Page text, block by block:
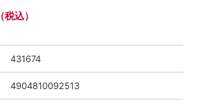
（税込）
431674
4904810092513